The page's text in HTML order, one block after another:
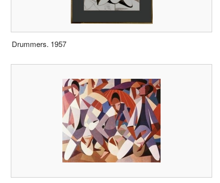
Drummers. 1957